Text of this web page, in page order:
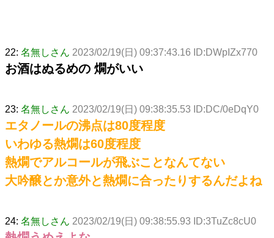
22: 名無しさん 2023/02/19(日) 09:37:43.16 ID:DWpIZx770
お酒はぬるめの 燗がいい
23: 名無しさん 2023/02/19(日) 09:38:35.53 ID:DC/0eDqY0
エタノールの沸点は80度程度
いわゆる熱燗は60度程度
熱燗でアルコールが飛ぶことなんてない
大吟醸とか意外と熱燗に合ったりするんだよね
24: 名無しさん 2023/02/19(日) 09:38:55.93 ID:3TuZc8cU0